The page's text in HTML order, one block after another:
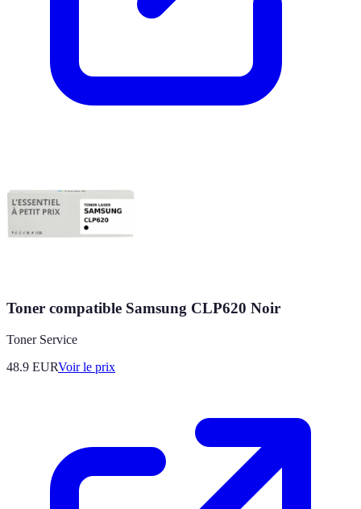
Toner compatible Samsung CLP620 Noir
Toner Service
48.9 EURVoir le prix